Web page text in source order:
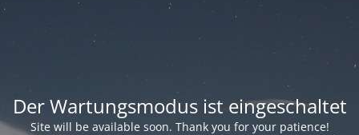
Der Wartungsmodus ist eingeschaltet
Site will be available soon. Thank you for your patience!